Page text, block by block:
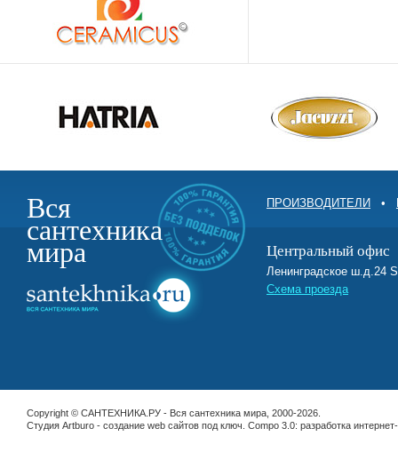
Вся
сантехника
мира
ПРОИЗВОДИТЕЛИ •
Центральный офис
Ленинградское ш.д.24
Схема проезда
Copyright © САНТЕХНИКА.РУ - Вся сантехника мира, 2000-2026.
Студия Artburo - cоздание web сайтов под ключ . Compo 3.0: разработка